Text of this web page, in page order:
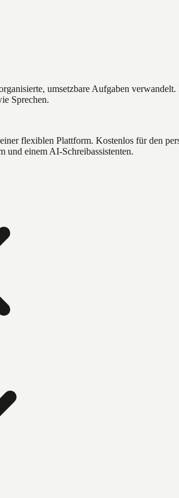
umsetzbare Aufgaben
Sprechen.
flexiblen Plattform. Kostenlos für den
und einem AI-Schreibassistenten.